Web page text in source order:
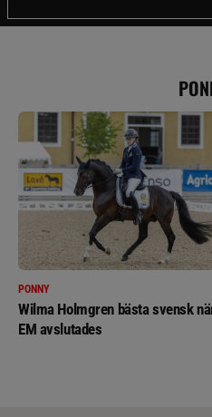
PONNY
Wilma Holmgren bästa svensk
EM avslutades